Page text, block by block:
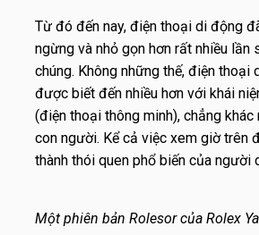
Từ đó đến nay, điện thoại di động
ngừng và nhỏ gọn hơn rất nhiều lần
chúng. Không những thế, điện thoại
được biết đến nhiều hơn với khái
(điện thoại thông minh), chẳng
con người. Kể cả việc xem giờ trên
thành thói quen phổ biến của người
Một phiên bản Rolesor của Rolex